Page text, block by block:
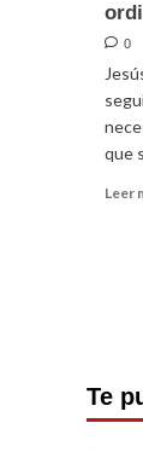
0
que
Leer
Te